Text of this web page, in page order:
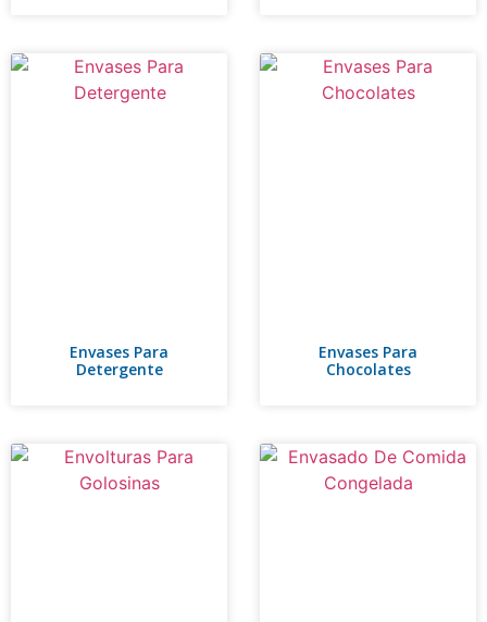
Envases Para
Detergente
Envases Para
Chocolates